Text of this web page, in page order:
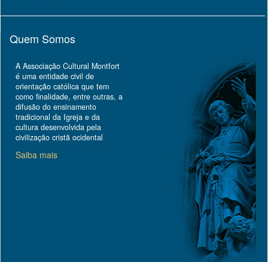
Quem Somos
A Associação Cultural Montfort
é uma entidade civil de
orientação católica que tem
como finalidade, entre outras, a
difusão do ensinamento
tradicional da Igreja e da
cultura desenvolvida pela
civilização cristã ocidental
Saiba mais